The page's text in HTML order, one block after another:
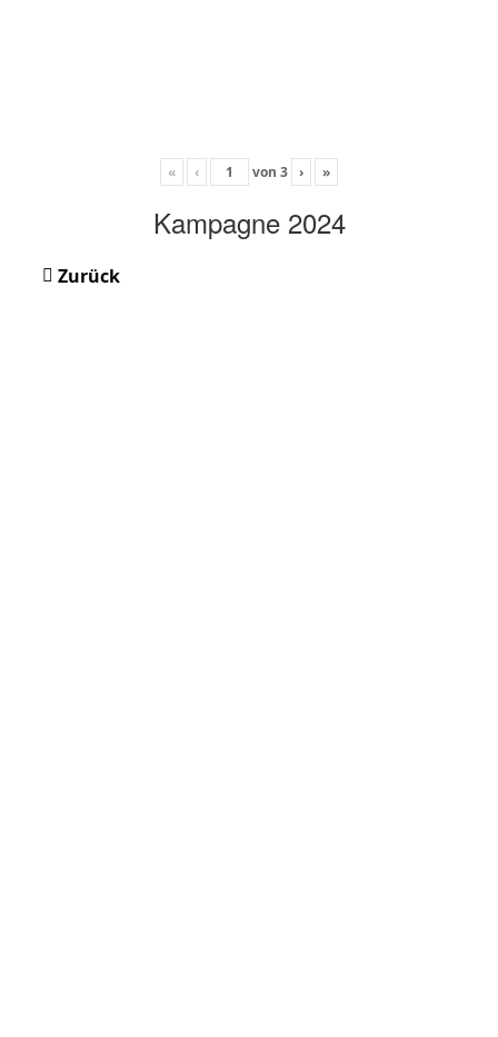
« ‹ von 3 › »
Kampagne 2024
Zurück